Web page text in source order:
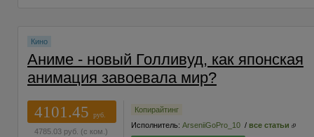
Кино
Аниме - новый Голливуд, как японская
анимация завоевала мир?
4101.45
руб.
4785.03 руб. (с ком.)
Копирайтинг
Исполнитель: ArseniiGoPro_10 / все статьи